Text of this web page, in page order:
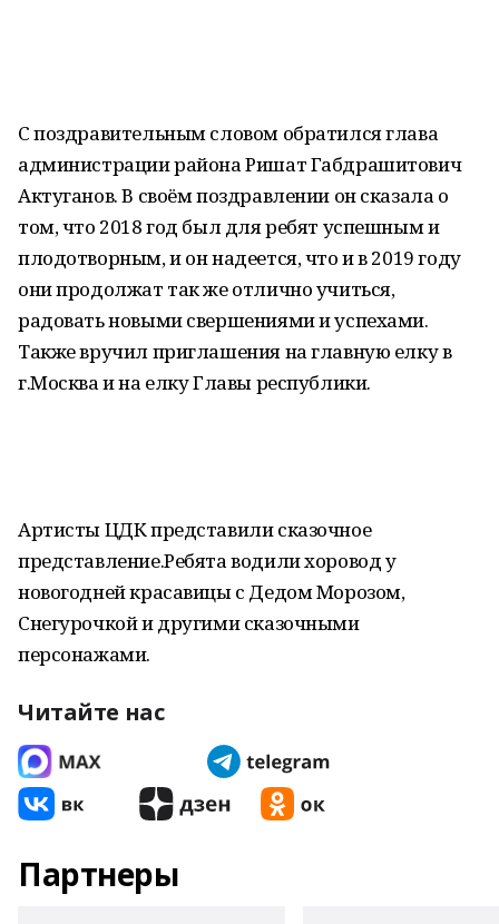
С поздравительным словом обратился глава
администрации района Ришат Габдрашитович
Актуганов. В своём поздравлении он сказала о
том, что 2018 год был для ребят успешным и
плодотворным, и он надеется, что и в 2019 году
они продолжат так же отлично учиться,
радовать новыми свершениями и успехами.
Также вручил приглашения на главную елку в
г.Москва и на елку Главы республики.
Артисты ЦДК представили сказочное
представление.Ребята водили хоровод у
новогодней красавицы с Дедом Морозом,
Снегурочкой и другими сказочными
персонажами.
Читайте нас
Партнеры